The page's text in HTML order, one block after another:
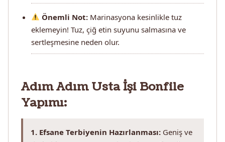
Önemli Not: Marinasyona kesinlikle tuz
eklemeyin! Tuz, çiğ etin suyunu salmasına ve
sertleşmesine neden olur.
Adım Adım Usta İşi Bonfile
Yapımı:
1. Efsane Terbiyenin Hazırlanması: Geniş ve